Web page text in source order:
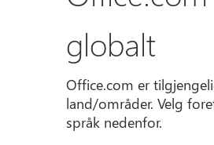
globalt
Office.com er
land/områder. Velg
språk nedenfor.